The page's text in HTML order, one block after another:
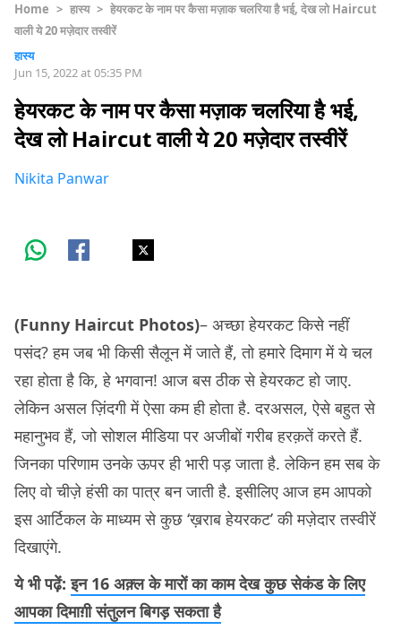
Home > हास्य > हेयरकट के नाम पर कैसा मज़ाक चलरिया है भई, देख लो Haircut
वाली ये 20 मज़ेदार तस्वीरें
हास्य
Jun 15, 2022 at 05:35 PM
हेयरकट के नाम पर कैसा मज़ाक चलरिया है भई,
देख लो Haircut वाली ये 20 मज़ेदार तस्वीरें
Nikita Panwar
(Funny Haircut Photos)– अच्छा हेयरकट किसे नहीं
पसंद? हम जब भी किसी सैलून में जाते हैं, तो हमारे दिमाग में ये चल
रहा होता है कि, हे भगवान! आज बस ठीक से हेयरकट हो जाए.
लेकिन असल ज़िंदगी में ऐसा कम ही होता है. दरअसल, ऐसे बहुत से
महानुभव हैं, जो सोशल मीडिया पर अजीबों गरीब हरक़तें करते हैं.
जिनका परिणाम उनके ऊपर ही भारी पड़ जाता है. लेकिन हम सब के
लिए वो चीज़े हंसी का पात्र बन जाती है. इसीलिए आज हम आपको
इस आर्टिकल के माध्यम से कुछ ‘ख़राब हेयरकट’ की मज़ेदार तस्वीरें
दिखाएंगे.
ये भी पढ़ें:इन 16 अक़्ल के मारों का काम देख कुछ सेकंड के लिए
आपका दिमाग़ी संतुलन बिगड़ सकता है